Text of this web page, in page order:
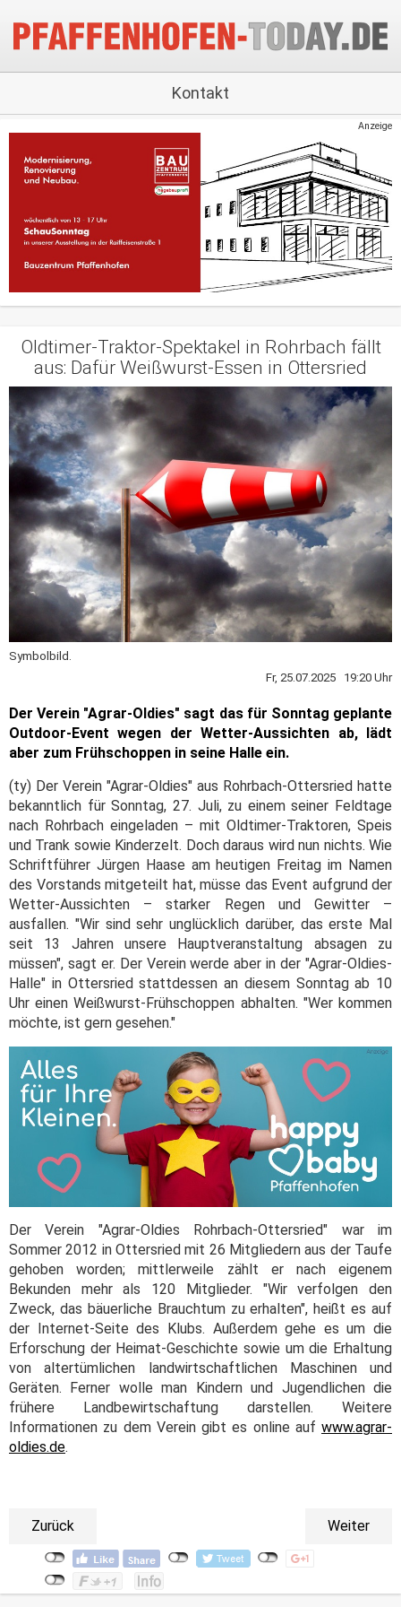
Kontakt
Anzeige
Oldtimer-Traktor-Spektakel in Rohrbach fällt
aus: Dafür Weißwurst-Essen in Ottersried
Symbolbild.
Fr, 25.07.2025 19:20 Uhr
Der Verein "Agrar-Oldies" sagt das für Sonntag geplante
Outdoor-Event wegen der Wetter-Aussichten ab, lädt
aber zum Frühschoppen in seine Halle ein.
(ty) Der Verein "Agrar-Oldies" aus Rohrbach-Ottersried hatte
bekanntlich für Sonntag, 27. Juli, zu einem seiner Feldtage
nach Rohrbach eingeladen – mit Oldtimer-Traktoren, Speis
und Trank sowie Kinderzelt. Doch daraus wird nun nichts. Wie
Schriftführer Jürgen Haase am heutigen Freitag im Namen
des Vorstands mitgeteilt hat, müsse das Event aufgrund der
Wetter-Aussichten – starker Regen und Gewitter –
ausfallen. "Wir sind sehr unglücklich darüber, das erste Mal
seit 13 Jahren unsere Hauptveranstaltung absagen zu
müssen", sagt er. Der Verein werde aber in der "Agrar-Oldies-
Halle" in Ottersried stattdessen an diesem Sonntag ab 10
Uhr einen Weißwurst-Frühschoppen abhalten. "Wer kommen
möchte, ist gern gesehen."
Der Verein "Agrar-Oldies Rohrbach-Ottersried" war im
Sommer 2012 in Ottersried mit 26 Mitgliedern aus der Taufe
gehoben worden; mittlerweile zählt er nach eigenem
Bekunden mehr als 120 Mitglieder. "Wir verfolgen den
Zweck, das bäuerliche Brauchtum zu erhalten", heißt es auf
der Internet-Seite des Klubs. Außerdem gehe es um die
Erforschung der Heimat-Geschichte sowie um die Erhaltung
von altertümlichen landwirtschaftlichen Maschinen und
Geräten. Ferner wolle man Kindern und Jugendlichen die
frühere Landbewirtschaftung darstellen. Weitere
Informationen zu dem Verein gibt es online auf www.agrar-
oldies.de.
Zurück Weiter